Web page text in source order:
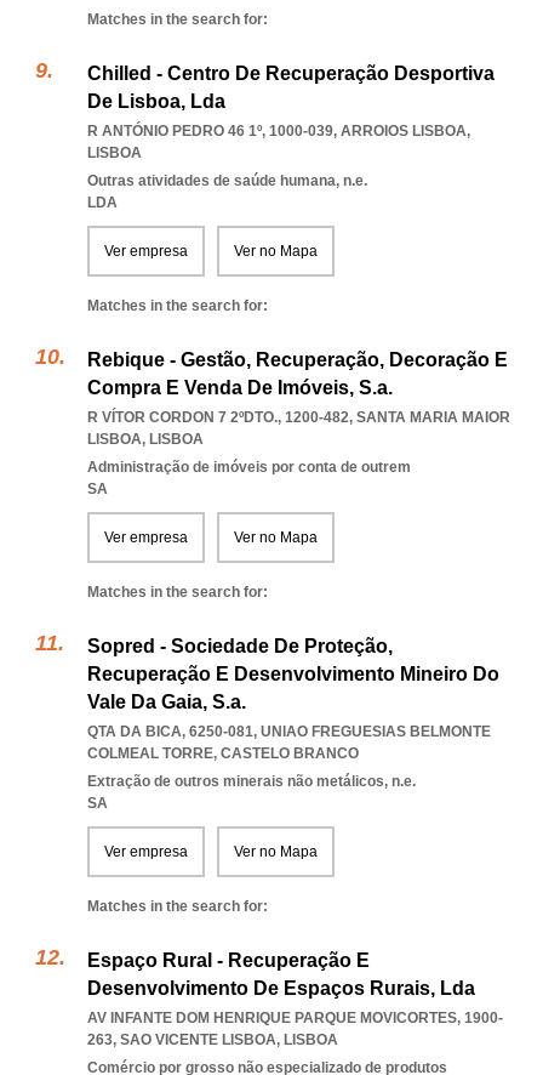
Matches in the search for:
Chilled - Centro De Recuperação Desportiva
De Lisboa, Lda
R ANTÓNIO PEDRO 46 1º, 1000-039, ARROIOS LISBOA,
LISBOA
Outras atividades de saúde humana, n.e.
LDA
Ver empresa Ver no Mapa
Matches in the search for:
Rebique - Gestão, Recuperação, Decoração E
Compra E Venda De Imóveis, S.a.
R VÍTOR CORDON 7 2ºDTO., 1200-482, SANTA MARIA MAIOR
LISBOA, LISBOA
Administração de imóveis por conta de outrem
SA
Ver empresa Ver no Mapa
Matches in the search for:
Sopred - Sociedade De Proteção,
Recuperação E Desenvolvimento Mineiro Do
Vale Da Gaia, S.a.
QTA DA BICA, 6250-081, UNIAO FREGUESIAS BELMONTE
COLMEAL TORRE, CASTELO BRANCO
Extração de outros minerais não metálicos, n.e.
SA
Ver empresa Ver no Mapa
Matches in the search for:
Espaço Rural - Recuperação E
Desenvolvimento De Espaços Rurais, Lda
AV INFANTE DOM HENRIQUE PARQUE MOVICORTES, 1900-
263, SAO VICENTE LISBOA, LISBOA
Comércio por grosso não especializado de produtos